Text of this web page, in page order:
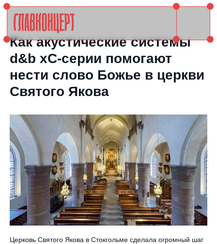
Как акустические системы
d&b xC-серии помогают
нести слово Божье в церкви
Святого Якова
Церковь Святого Якова в Стокгольме сделала огромный шаг